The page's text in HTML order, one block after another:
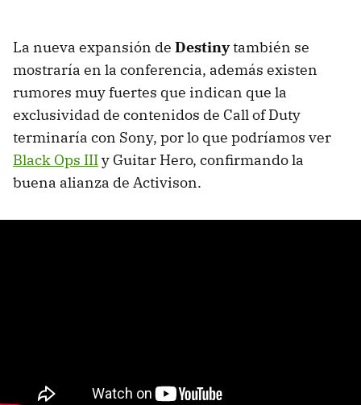
La nueva expansión de Destinytambién se
mostraría en la conferencia, además existen
rumores muy fuertes que indican que la
exclusividad de contenidos de Call of Duty
terminaría con Sony, por lo que podríamos ver
Black Ops IIIy Guitar Hero, confirmando la
buena alianza de Activison.